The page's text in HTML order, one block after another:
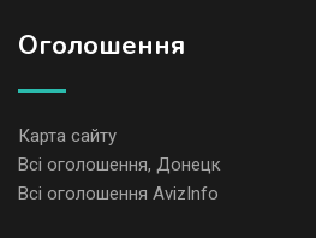
Оголошення
Карта сайту
Всі оголошення, Донецк
Всі оголошення AvizInfo